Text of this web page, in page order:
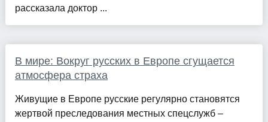
рассказала доктор ...
В мире: Вокруг русских в Европе сгущается
атмосфера страха
Живущие в Европе русские регулярно становятся
жертвой преследования местных спецслужб –